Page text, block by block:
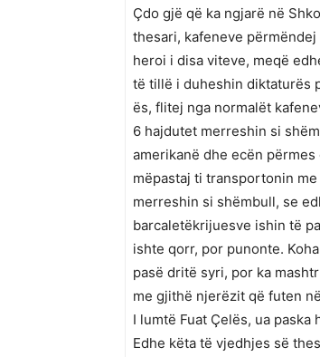
Çdo gjë që ka ngjarë në
thesari, kafeneve
heroi i disa viteve, meqë
të tillë i duheshin diktaturës
ës, flitej nga normalët
6 hajdutet merreshin si
amerikanë dhe ecën
mëpastaj ti transportonin
merreshin si shëmbull, se
barcaletëkrijuesve ishin të
ishte qorr, por punonte.
pasë dritë syri, por ka
me gjithë njerëzit që futen
I lumtë Fuat Çelës, ua
Edhe këta të vjedhjes së